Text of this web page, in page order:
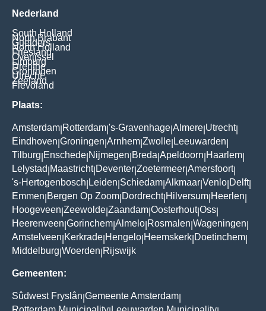
Nederland
South Holland
North Brabant
Guelders
North Holland
Friesland
Overijssel
Limburg
Drenthe
Groningen
Utrecht
Zeeland
Flevoland
Plaats:
Amsterdam Rotterdam 's-Gravenhage Almere Utrecht|
Eindhoven Groningen Arnhem Zwolle Leeuwarden
Tilburg Enschede Nijmegen Breda Apeldoorn Haarlem
Lelystad Maastricht| Deventer Zoetermeer Amersfoort|
's-Hertogenbosch Leiden Schiedam Alkmaar Venlo Delft|
Emmen Bergen Op Zoom Dordrecht| Hilversum Heerlen
Hoogeveen Zeewolde Zaandam Oosterhout|Oss
Heerenveen Gorinchem Almelo Rosmalen Wageningen
Amstelveen Kerkrade Hengelo Heemskerk Doetinchem
Middelburg Woerden Rijswijk
Gemeenten:
Sûdwest Fryslân Gemeente Amsterdam